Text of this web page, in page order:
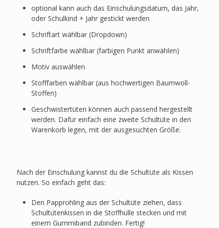
optional kann auch das Einschulungsdatum, das Jahr,
oder Schulkind + Jahr gestickt werden
Schriftart wählbar (Dropdown)
Schriftfarbe wählbar (farbigen Punkt anwählen)
Motiv auswählen
Stofffarben wählbar (aus hochwertigen Baumwoll-
Stoffen)
Geschwistertüten können auch passend hergestellt
werden. Dafür einfach eine zweite Schultüte in den
Warenkorb legen, mit der ausgesuchten Größe.
Nach der Einschulung kannst du die Schultüte als Kissen
nutzen. So einfach geht das:
Den Papprohling aus der Schultüte ziehen, dass
Schultütenkissen in die Stoffhülle stecken und mit
einem Gummiband zubinden. Fertig!